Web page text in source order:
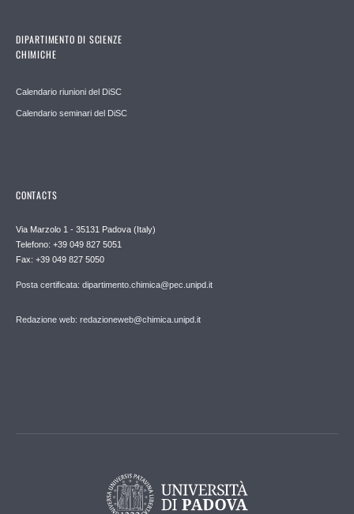
DIPARTIMENTO DI SCIENZE
CHIMICHE
Calendario riunioni del DiSC
Calendario seminari del DiSC
CONTACTS
Via Marzolo 1 - 35131 Padova (Italy)
Telefono: +39 049 827 5051
Fax: +39 049 827 5050
Posta certificata: dipartimento.chimica@pec.unipd.it
Redazione web: redazioneweb@chimica.unipd.it